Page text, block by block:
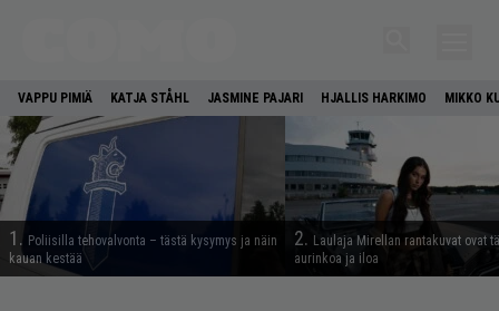
VAPPU PIMIÄ KATJA STÅHL JASMINE PAJARI HJALLIS HARKIMO MIKKO
1. Poliisilla tehovalvonta – tästä kysymys ja näin
kauan kestää
2. Laulaja Mirellan rantakuvat ovat
aurinkoa ja iloa